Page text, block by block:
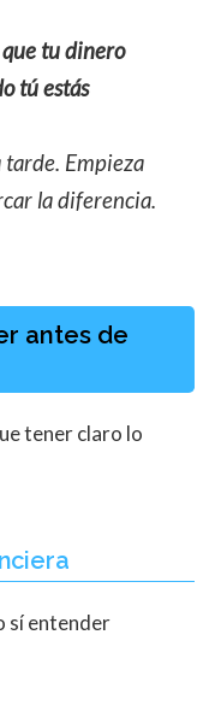
tu dinero
tú estás
tarde. Empieza
la diferencia.
antes de
tener claro lo
sí entender